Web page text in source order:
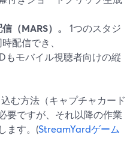
（MARS）。
1つのスタジ
配信でき、
もモバイル視聴者向けの縦
む方法（キャプチャカード
要ですが、それ以降の作業
ます。(StreamYardゲーム